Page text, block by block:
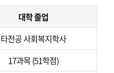
대학 졸업
타전공 사회복지학사
17과목 (51학점)